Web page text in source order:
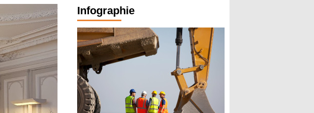
Infographie